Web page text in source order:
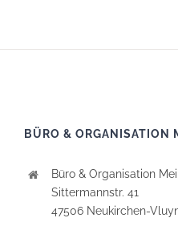
BÜRO & ORGANISATION
Büro & Organisation
Sittermannstr. 41
47506 Neukirchen-